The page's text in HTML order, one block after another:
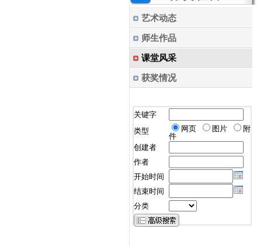
艺术动态
师生作品
课堂风采
获奖情况
关键字
类型
网页 图片
附
件
创建者
作者
开始时间
结束时间
分类